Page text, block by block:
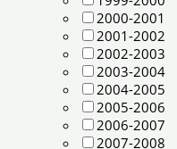
2000-2001
2001-2002
2002-2003
2003-2004
2004-2005
2005-2006
2006-2007
2007-2008